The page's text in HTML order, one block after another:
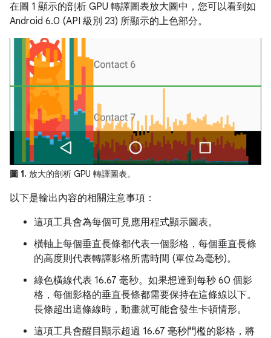
在圖 1 顯示的剖析 GPU 轉譯圖表放大圖中，您可以看到如
Android 6.0 (API 級別 23) 所顯示的上色部分。
圖 1. 放大的剖析 GPU 轉譯圖表。
以下是輸出內容的相關注意事項：
這項工具會為每個可見應用程式顯示圖表。
橫軸上每個垂直長條都代表一個影格，每個垂直長條
的高度則代表轉譯影格所需時間 (單位為毫秒)。
綠色橫線代表 16.67 毫秒。如果想達到每秒 60 個影
格，每個影格的垂直長條都需要保持在這條線以下。
長條超出這條線時，動畫就可能會發生卡頓情形。
這項工具會醒目顯示超過 16.67 毫秒門檻的影格，將